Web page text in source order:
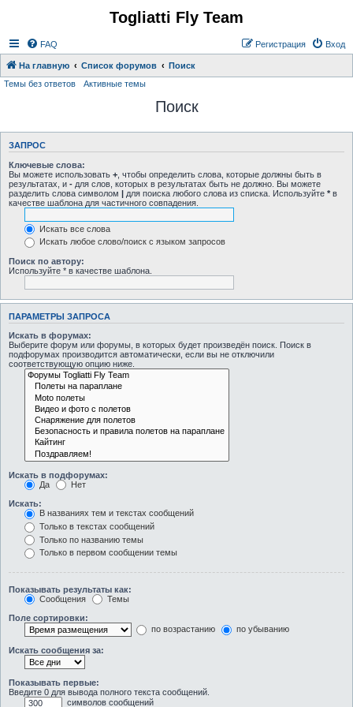
Togliatti Fly Team
FAQ Вход
Регистрация
На главную Список форумов
Поиск
Темы без ответов
Активные темы
Поиск
ЗАПРОС
Ключевые слова:
Вы можете использовать + , чтобы определить слова, которые должны быть в
результатах, и - для слов, которых в результатах быть не должно. Вы можете
разделить слова символом | для поиска любого слова из списка. Используйте * в
качестве шаблона для частичного совпадения.
Искать все слова
Искать любое слово/поиск с языком запросов
Поиск по автору:
Используйте * в качестве шаблона.
ПАРАМЕТРЫ ЗАПРОСА
Искать в форумах:
Выберите форум или форумы, в которых будет произведён поиск. Поиск в
подфорумах производится автоматически, если вы не отключили
соответствующую опцию ниже.
Искать в подфорумах:
Да
Нет
Искать:
В названиях тем и текстах сообщений
Только в текстах сообщений
Только по названию темы
Только в первом сообщении темы
Показывать результаты как:
Сообщения
Темы
Поле сортировки:
по возрастанию
по убыванию
Искать сообщения за:
Показывать первые:
Введите 0 для вывода полного текста сообщений.
символов сообщений